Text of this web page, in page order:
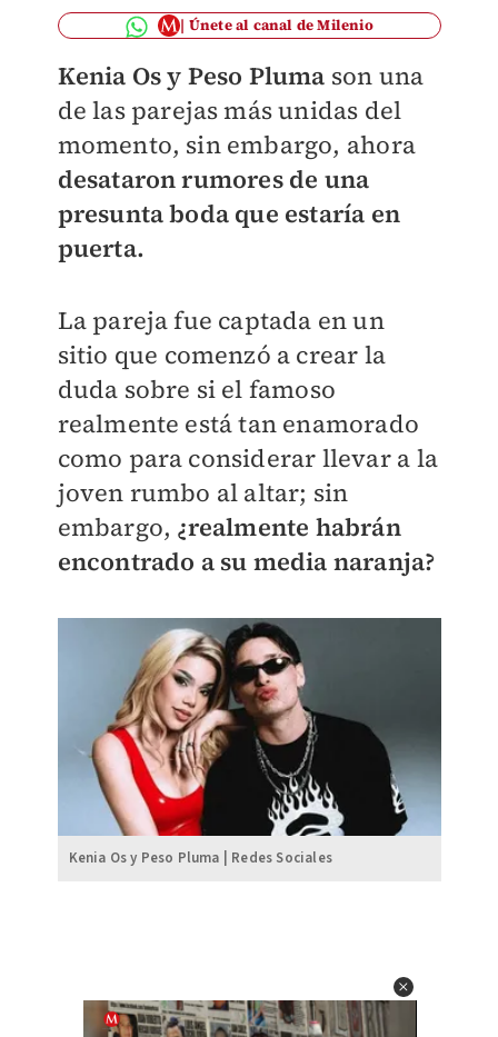
Únete al canal de Milenio
Kenia Os y Peso Pluma son una
de las parejas más unidas del
momento, sin embargo, ahora
desataron rumores de una
presunta boda que estaría en
puerta.
La pareja fue captada en un
sitio que comenzó a crear la
duda sobre si el famoso
realmente está tan enamorado
como para considerar llevar a la
joven rumbo al altar; sin
embargo, ¿realmente habrán
encontrado a su media naranja?
Kenia Os y Peso Pluma | Redes Sociales